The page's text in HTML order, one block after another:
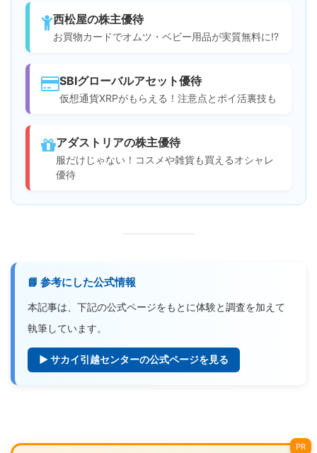
西松屋の株主優待
お買物カードでオムツ・ベビー用品が実質無料に⁉
SBIグローバルアセット優待
仮想通貨XRPがもらえる！注意点とポイ活裏技も
アダストリアの株主優待
服だけじゃない！コスメや雑貨も買えるオシャレ
優待
📘 参考にした公式情報
本記事は、下記の公式ページをもとに体験と調査を加えて
執筆しています。
▶ サカイ引越センターの公式ページを見る
PR